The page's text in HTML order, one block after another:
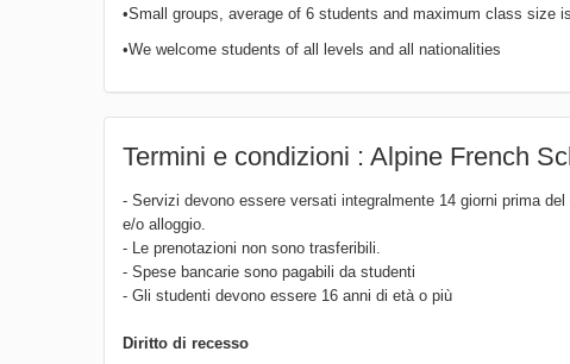
•Small groups, average of 6 students and maximum class size
•We welcome students of all levels and all nationalities
Termini e condizioni : Alpine French
- Servizi devono essere versati integralmente 14 giorni prima
e/o alloggio.
- Le prenotazioni non sono trasferibili.
- Spese bancarie sono pagabili da studenti
- Gli studenti devono essere 16 anni di età o più
Diritto di recesso